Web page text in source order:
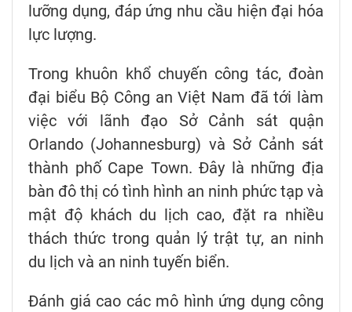
lưỡng dụng, đáp ứng nhu cầu hiện đại hóa
lực lượng.
Trong khuôn khổ chuyến công tác, đoàn
đại biểu Bộ Công an Việt Nam đã tới làm
việc với lãnh đạo Sở Cảnh sát quận
Orlando (Johannesburg) và Sở Cảnh sát
thành phố Cape Town. Đây là những địa
bàn đô thị có tình hình an ninh phức tạp và
mật độ khách du lịch cao, đặt ra nhiều
thách thức trong quản lý trật tự, an ninh
du lịch và an ninh tuyến biển.
Đánh giá cao các mô hình ứng dụng công